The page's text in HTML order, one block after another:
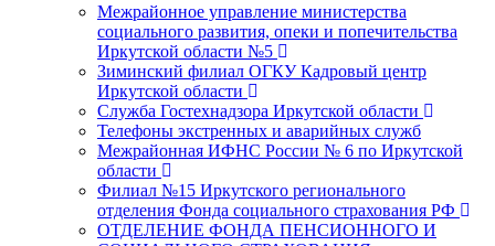
Межрайонное управление министерства
социального развития, опеки и попечительства
Иркутской области №5
Зиминский филиал ОГКУ Кадровый центр
Иркутской области
Служба Гостехнадзора Иркутской области
Телефоны экстренных и аварийных служб
Межрайонная ИФНС России № 6 по Иркутской
области
Филиал №15 Иркутского регионального
отделения Фонда социального страхования РФ
ОТДЕЛЕНИЕ ФОНДА ПЕНСИОННОГО И